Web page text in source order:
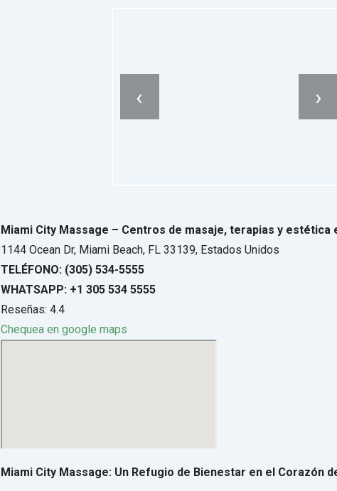
‹ ›
Miami City Massage – Centros de masaje, terapias y estética
1144 Ocean Dr, Miami Beach, FL 33139, Estados Unidos
TELÉFONO: (305) 534-5555
WHATSAPP: +1 305 534 5555
Reseñas: 4.4
Chequea en google maps
Miami City Massage: Un Refugio de Bienestar en el Corazón